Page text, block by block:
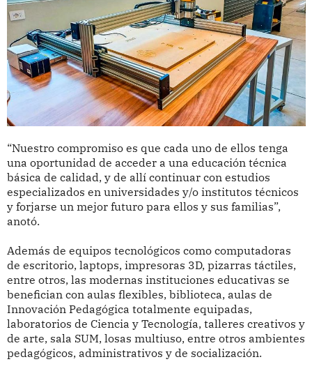
“Nuestro compromiso es que cada uno de ellos tenga
una oportunidad de acceder a una educación técnica
básica de calidad, y de allí continuar con estudios
especializados en universidades y/o institutos técnicos
y forjarse un mejor futuro para ellos y sus familias”,
anotó.
Además de equipos tecnológicos como computadoras
de escritorio, laptops, impresoras 3D, pizarras táctiles,
entre otros, las modernas instituciones educativas se
benefician con aulas flexibles, biblioteca, aulas de
Innovación Pedagógica totalmente equipadas,
laboratorios de Ciencia y Tecnología, talleres creativos y
de arte, sala SUM, losas multiuso, entre otros ambientes
pedagógicos, administrativos y de socialización.